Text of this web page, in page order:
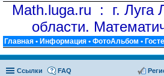
Math.luga.ru : г. Луга
области.
Главная • Информация • ФотоАльбом •
Ссылки FAQ